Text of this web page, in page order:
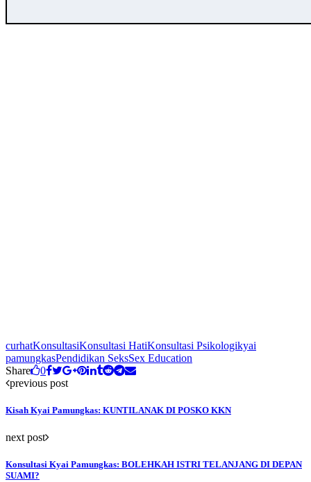
curhatKonsultasiKonsultasi HatiKonsultasi Psikologikyai
pamungkasPendidikan SeksSex Education
Share
0
previous post
Kisah Kyai Pamungkas: KUNTILANAK DI POSKO KKN
next post
Konsultasi Kyai Pamungkas: BOLEHKAH ISTRI TELANJANG DI DEPAN
SUAMI?